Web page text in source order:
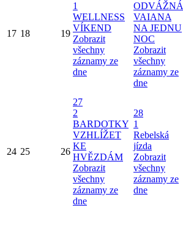
17 18 19
1
WELLNESS
VÍKEND
Zobrazit
všechny
záznamy ze
dne
ODVÁŽNÁ
VAIANA
NA JEDNU
NOC
Zobrazit
všechny
záznamy ze
dne
24 25 26
27
2
BARDOTKY
VZHLÍŽET
KE
HVĚZDÁM
Zobrazit
všechny
záznamy ze
dne
28
1
Rebelská
jízda
Zobrazit
všechny
záznamy ze
dne